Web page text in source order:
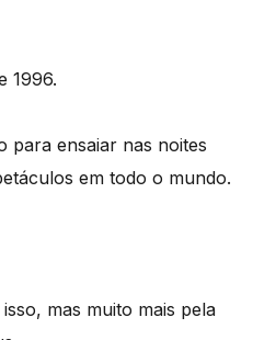
1996.
para ensaiar nas noites
em todo o mundo.
mas muito mais pela